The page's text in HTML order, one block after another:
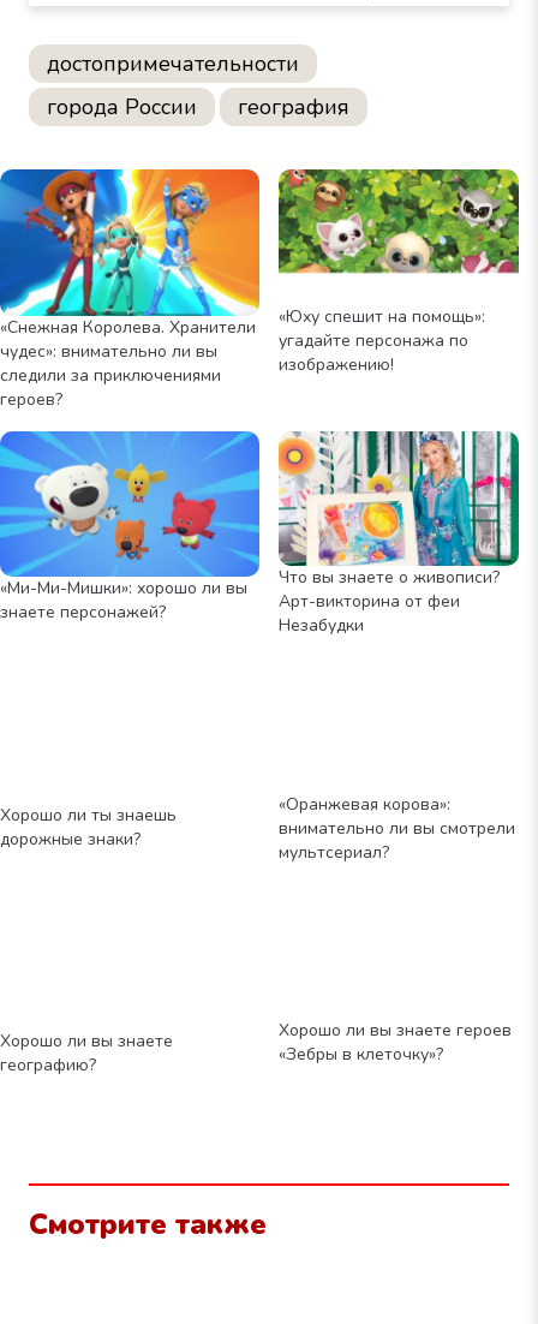
достопримечательности
города России
география
«Снежная Королева. Хранители
чудес»: внимательно ли вы
следили за приключениями
героев?
«Юху спешит на помощь»:
угадайте персонажа по
изображению!
«Ми-Ми-Мишки»: хорошо ли вы
знаете персонажей?
Что вы знаете о живописи?
Арт-викторина от феи
Незабудки
Хорошо ли ты знаешь
дорожные знаки?
«Оранжевая корова»:
внимательно ли вы смотрели
мультсериал?
Хорошо ли вы знаете
географию?
Хорошо ли вы знаете героев
«Зебры в клеточку»?
Смотрите также